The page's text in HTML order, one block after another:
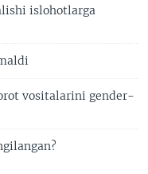
islohotlarga
vositalarini gender-